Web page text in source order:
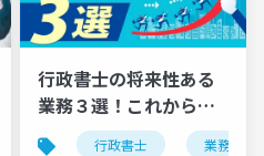
マインド
行政書士の将来性ある
業務３選！これから伸
びる市場はコレだ
行政書士 業務